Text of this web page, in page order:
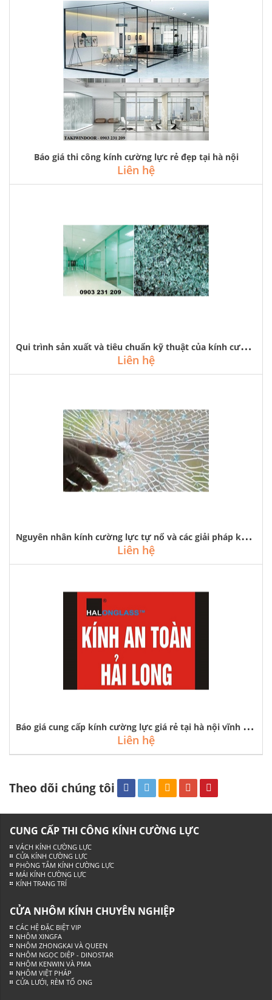
Báo giá thi công kính cường lực rẻ đẹp tại hà nội
Liên hệ
Q
ui trình sản xuất và tiêu chuẩn kỹ thuật của kính cường lực
Liên hệ
N
guyên nhân kính cường lực tự nổ và các giải pháp khắc phục
Liên hệ
B
áo giá cung cấp kính cường lực giá rẻ tại hà nội vĩnh phúc quảng ninh
Liên hệ
Theo dõi chúng tôi
CUNG CẤP THI CÔNG KÍNH CƯỜNG LỰC
VÁCH KÍNH CƯỜNG LỰC
CỬA KÍNH CƯỜNG LỰC
PHÒNG TẮM KÍNH CƯỜNG LỰC
MÁI KÍNH CƯỜNG LỰC
KÍNH TRANG TRÍ
CỬA NHÔM KÍNH CHUYÊN NGHIỆP
CÁC HỆ ĐẶC BIỆT VIP
NHÔM XINGFA
NHÔM ZHONGKAI VÀ QUEEN
NHÔM NGỌC DIỆP - DINOSTAR
NHÔM KENWIN VÀ PMA
NHÔM VIỆT PHÁP
CỬA LƯỚI, RÈM TỔ ONG